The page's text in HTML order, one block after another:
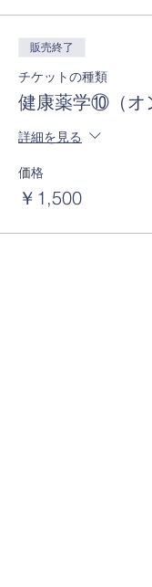
販売終了
チケットの種類
健康薬学⑩（オ
詳細を見る
価格
￥1,500